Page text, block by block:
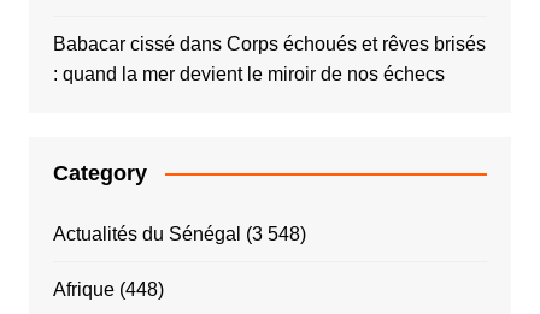
Babacar cissédans Corps échoués et rêves brisés
: quand la mer devient le miroir de nos échecs
Category
Actualités du Sénégal (3 548)
Afrique(448)